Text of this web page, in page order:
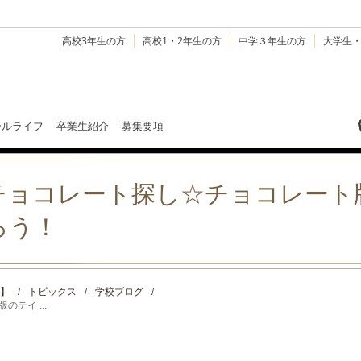
高校3年生の方 高校1・2年生の方 中学３年生の方 大学生
ライフ 卒業生紹介 募集要項
ョコレート探し☆チョコレート
！
/ トピックス / 学校ブログ
/
のテイ ...